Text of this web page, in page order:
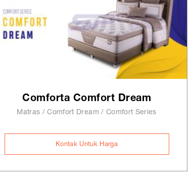
Comforta Comfort Dream
Matras / Comfort Dream / Comfort Series
Kontak Untuk Harga